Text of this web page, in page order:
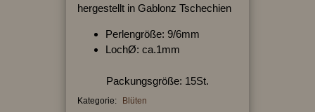
hergestellt in Gablonz Tschechien
Perlengröße: 9/6mm
LochØ: ca.1mm
Packungsgröße: 15St.
Kategorie: Blüten